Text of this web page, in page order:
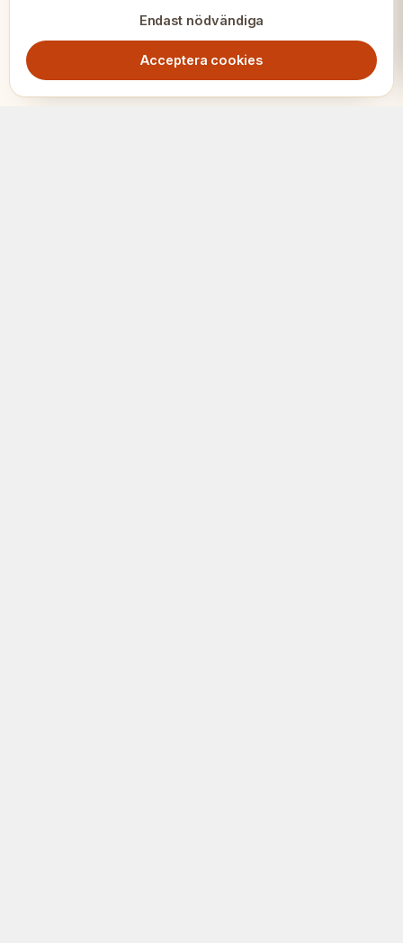
Endast nödvändiga
Acceptera cookies